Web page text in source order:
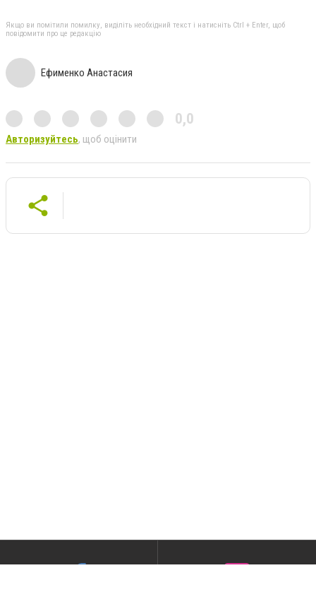
Якщо ви помітили помилку, виділіть необхідний текст і натисніть Ctrl + Enter, щоб
повідомити про це редакцію
Ефименко Анастасия
0,0
Авторизуйтесь, щоб оцінити